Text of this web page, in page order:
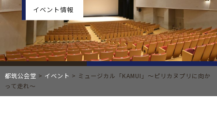
イベント情報
都筑公会堂 > イベント > ミュージカル「KAMUI」～ピリカヌプリに向か
って走れ～